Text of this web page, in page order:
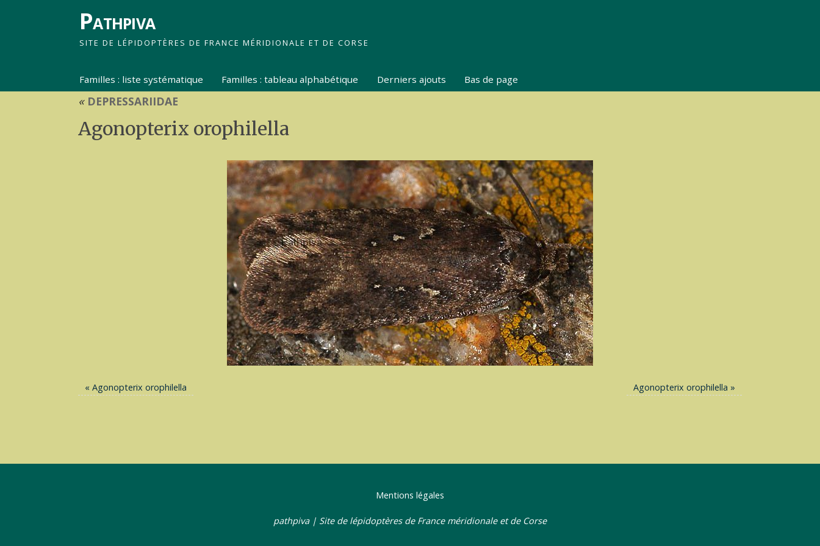
Pathpiva
SITE DE LÉPIDOPTÈRES DE FRANCE MÉRIDIONALE ET DE CORSE
Familles : liste systématique Familles : tableau alphabétique Derniers ajouts Bas de page
«DEPRESSARIIDAE
Agonopterix orophilella
« Agonopterix orophilella Agonopterix orophilella »
Mentions légales
pathpiva | Site de lépidoptères de France méridionale et de Corse